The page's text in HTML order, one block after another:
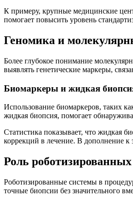
К примеру, крупные медицинские
помогает повысить уровень
Геномика и
Более глубокое понимание
выявлять генетические маркеры,
Биомаркеры и жидкая
Использование биомаркеров, таких
жидкая биопсия, помогает
Статистика показывает, что жидкая
коррекций в лечение. В дополнение к
Роль
Роботизированные системы в
точные биопсии без значительного